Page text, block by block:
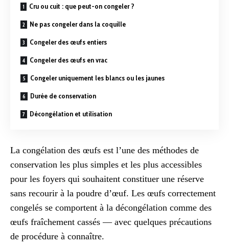
Cru ou cuit : que peut-on congeler ?
Ne pas congeler dans la coquille
Congeler des œufs entiers
Congeler des œufs en vrac
Congeler uniquement les blancs ou les jaunes
Durée de conservation
Décongélation et utilisation
La congélation des œufs est l’une des méthodes de
conservation les plus simples et les plus accessibles
pour les foyers qui souhaitent constituer une réserve
sans recourir à la poudre d’œuf. Les œufs correctement
congelés se comportent à la décongélation comme des
œufs fraîchement cassés — avec quelques précautions
de procédure à connaître.